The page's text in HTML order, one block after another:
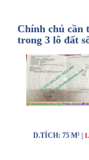
Chính chủ cần
trong 3 lô đất
D.TÍCH: 75 M² |